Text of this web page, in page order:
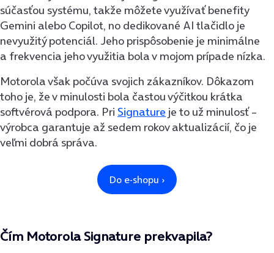
súčasťou systému, takže môžete využívať benefity
Gemini alebo Copilot, no dedikované AI tlačidlo je
nevyužitý potenciál. Jeho prispôsobenie je minimálne
a frekvencia jeho využitia bola v mojom prípade nízka.
Motorola však počúva svojich zákazníkov. Dôkazom
toho je, že v minulosti bola častou výčitkou krátka
softvérová podpora. Pri Signature je to už minulosť –
výrobca garantuje až sedem rokov aktualizácií, čo je
veľmi dobrá správa.
Čím Motorola Signature prekvapila?